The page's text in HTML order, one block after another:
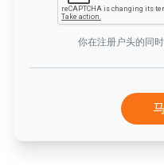
你在注册户头的同